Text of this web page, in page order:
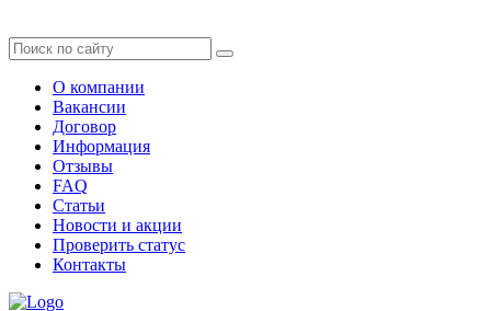
О компании
Вакансии
Договор
Информация
Отзывы
FAQ
Статьи
Новости и акции
Проверить статус
Контакты